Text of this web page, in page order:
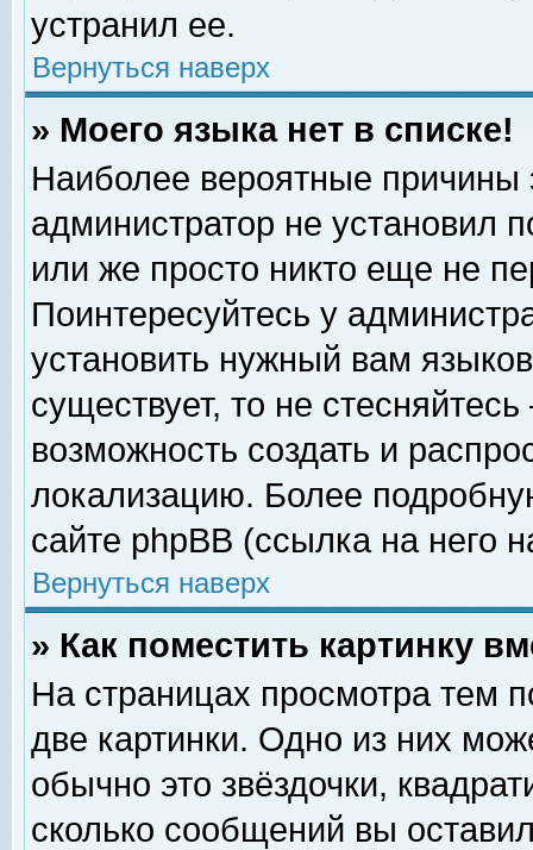
устранил ее.
Вернуться наверх
» Моего языка нет в списке!
Наиболее вероятные причины
администратор не установил
или же просто никто еще не
Поинтересуйтесь у
установить нужный вам
существует, то не
возможность создать и
локализацию. Более
сайте phpBB (ссылка на него
Вернуться наверх
» Как поместить картинку
На страницах просмотра тем
две картинки. Одно из них
обычно это звёздочки,
сколько сообщений вы